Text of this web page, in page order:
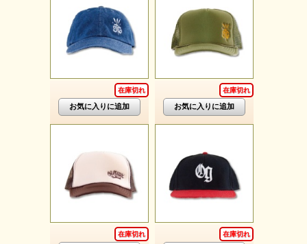
在庫切れ 在庫切れ
在庫切れ 在庫切れ